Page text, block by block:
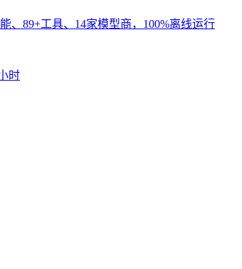
、89+工具、14家模型商，100%离线运行
时